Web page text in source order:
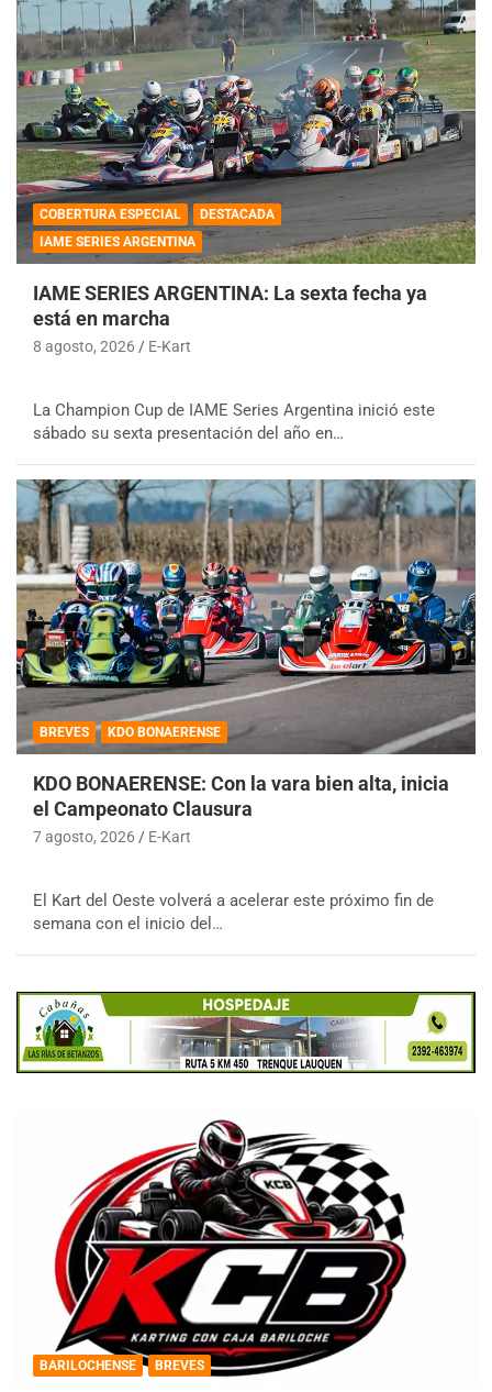
COBERTURA ESPECIAL
DESTACADA
IAME SERIES ARGENTINA
IAME SERIES ARGENTINA: La sexta fecha ya
está en marcha
8 agosto, 2026 E-Kart
La Champion Cup de IAME Series Argentina inició este
sábado su sexta presentación del año en…
BREVES KDO BONAERENSE
KDO BONAERENSE: Con la vara bien alta, inicia
el Campeonato Clausura
7 agosto, 2026 E-Kart
El Kart del Oeste volverá a acelerar este próximo fin de
semana con el inicio del…
BARILOCHENSE BREVES